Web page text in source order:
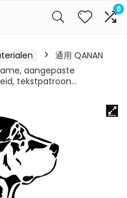
0
通用 QANAN
aangepaste
tekstpatroon…